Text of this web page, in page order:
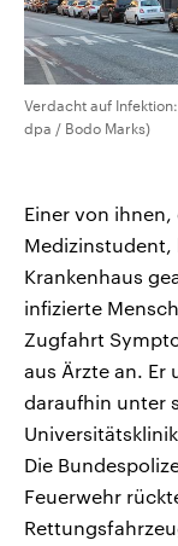
Verdacht auf
dpa / Bodo Marks)
Einer von
Medizinstudent,
Krankenhaus
infizierte
Zugfahrt
aus Ärzte an. Er
daraufhin unter
Die
Feuerwehr